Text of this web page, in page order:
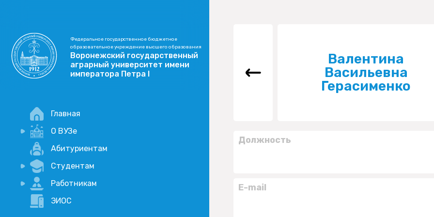
Федеральное государственное бюджетное
образовательное учреждение высшего образования
Воронежский государственный
аграрный университет имени
императора Петра I
Главная
О ВУЗе
Новости
Учебный процесс
Научная деятельность
Абитуриентам
Студентам
Портал дистанционого обучения
Академические отпуска
Работникам
Внимание, опрос!
ЭИОС
Валентина
Васильевна
Герасименко
Должность
E-mail